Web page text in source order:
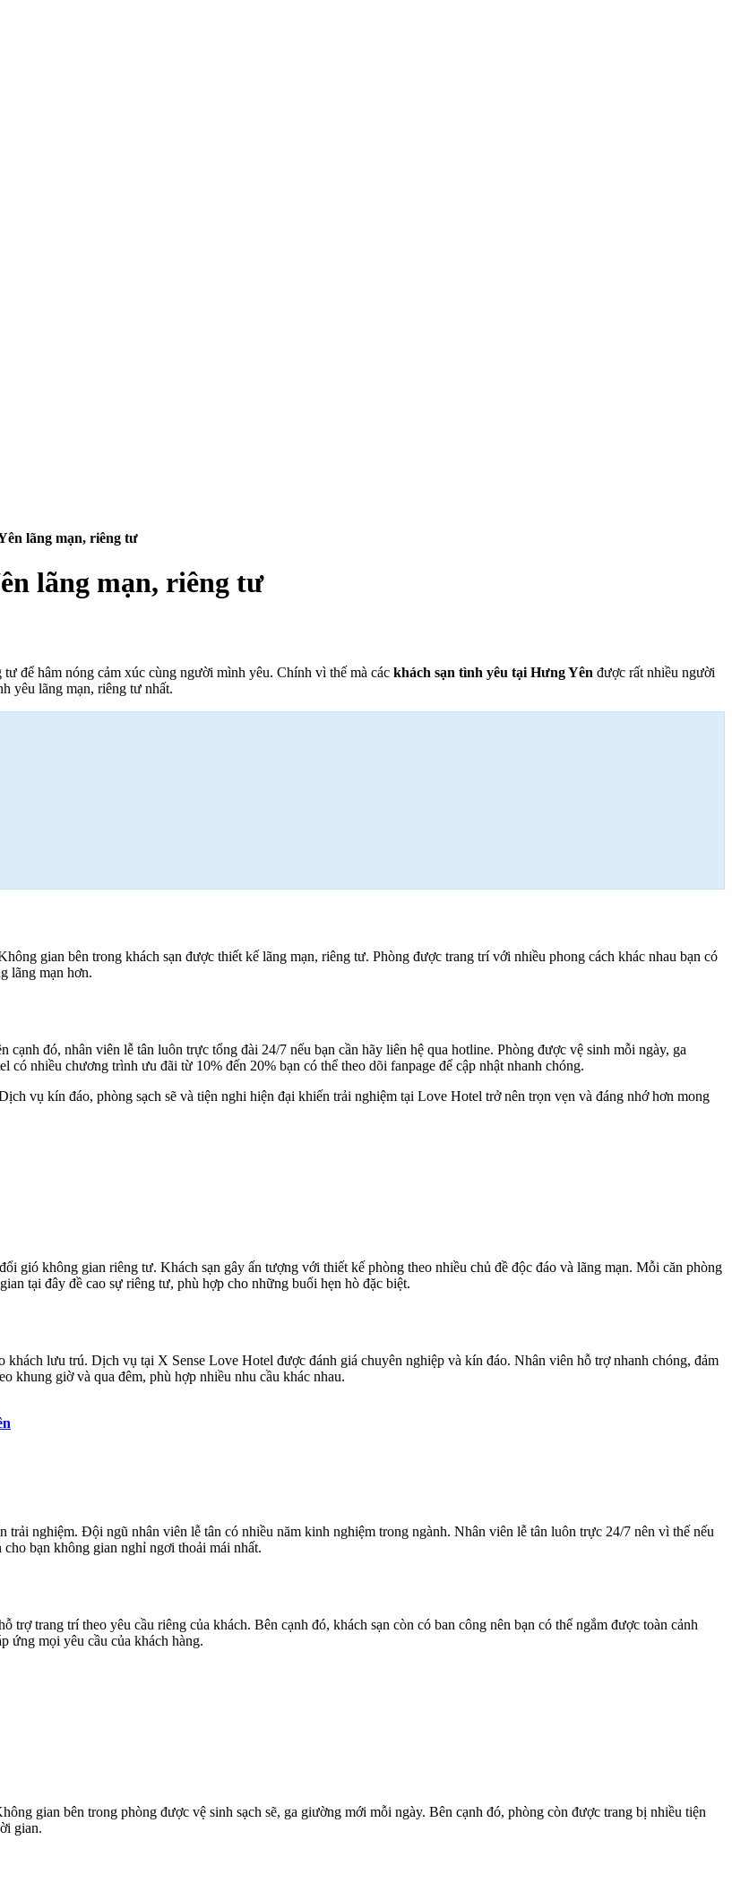
lãng mạn, riêng tư
lãng mạn, riêng tư
để hâm nóng cảm xúc cùng người mình yêu. Chính vì thế mà các khách sạn tình yêu tại Hưng Yên được rất nhiều người
yêu lãng mạn, riêng tư nhất.
gian bên trong khách sạn được thiết kế lãng mạn, riêng tư. Phòng được trang trí với nhiều phong cách khác nhau bạn có
lãng mạn hơn.
đó, nhân viên lễ tân luôn trực tổng đài 24/7 nếu bạn cần hãy liên hệ qua hotline. Phòng được vệ sinh mỗi ngày, ga
nhiều chương trình ưu đãi từ 10% đến 20% bạn có thể theo dõi fanpage để cập nhật nhanh chóng.
vụ kín đáo, phòng sạch sẽ và tiện nghi hiện đại khiến trải nghiệm tại Love Hotel trở nên trọn vẹn và đáng nhớ hơn mong
gió không gian riêng tư. Khách sạn gây ấn tượng với thiết kế phòng theo nhiều chủ đề độc đáo và lãng mạn. Mỗi căn phòng
tại đây đề cao sự riêng tư, phù hợp cho những buổi hẹn hò đặc biệt.
lưu trú. Dịch vụ tại X Sense Love Hotel được đánh giá chuyên nghiệp và kín đáo. Nhân viên hỗ trợ nhanh chóng, đảm
khung giờ và qua đêm, phù hợp nhiều nhu cầu khác nhau.
nghiệm. Đội ngũ nhân viên lễ tân có nhiều năm kinh nghiệm trong ngành. Nhân viên lễ tân luôn trực 24/7 nên vì thế nếu
bạn không gian nghỉ ngơi thoải mái nhất.
trang trí theo yêu cầu riêng của khách. Bên cạnh đó, khách sạn còn có ban công nên bạn có thể ngắm được toàn cảnh
ứng mọi yêu cầu của khách hàng.
gian bên trong phòng được vệ sinh sạch sẽ, ga giường mới mỗi ngày. Bên cạnh đó, phòng còn được trang bị nhiều tiện
gian.